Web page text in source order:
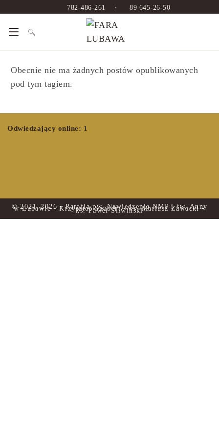
782-486-261 • 89 645-26-50
Obecnie nie ma żadnych postów opublikowanych
pod tym tagiem.
Odwiedzający online: 1
© 2021–2026 • Parafia pw. Nawiedzenia NMP i św. Anny
w Lubawie • Krzysztof Szubert • ks. Mariusz Zawacki •
ks. Paweł Śliwiński